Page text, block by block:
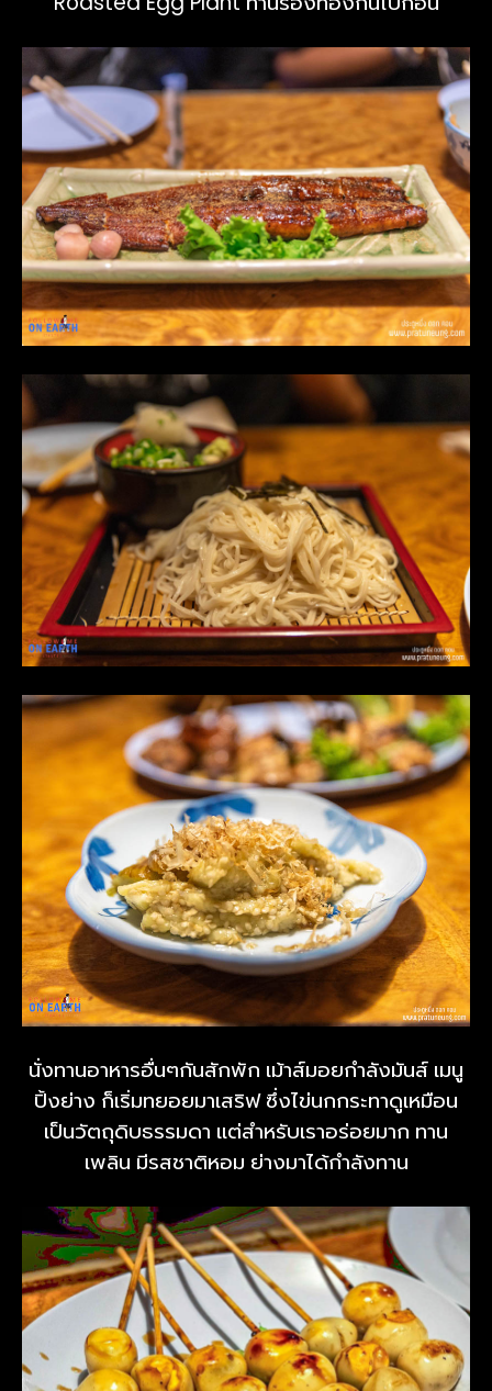
นั่งทานอาหารอื่นๆกันสักพัก เม้าส์มอยกำลังมันส์ เมนู
ปิ้งย่าง ก็เริ่มทยอยมาเสริฟ ซึ่งไข่นกกระทาดูเหมือน
เป็นวัตถุดิบธรรมดา แต่สำหรับเราอร่อยมาก ทาน
เพลิน มีรสชาติหอม ย่างมาได้กำลังทาน